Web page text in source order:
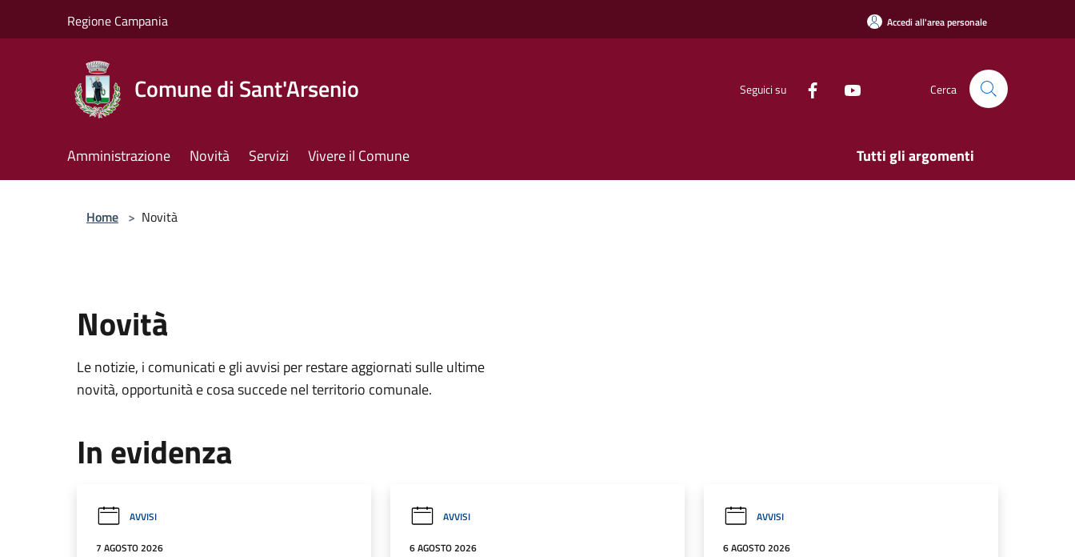
Regione Campania Accedi all'area personale
Comune di Sant'Arsenio Seguici su Cerca
Amministrazione Novità Servizi Vivere il Comune Tutti gli argomenti
Home > Novità
Novità
Le notizie, i comunicati e gli avvisi per restare aggiornati sulle ultime
novità, opportunità e cosa succede nel territorio comunale.
In evidenza
AVVISI
7 AGOSTO 2026
AVVISI
6 AGOSTO 2026
AVVISI
6 AGOSTO 2026